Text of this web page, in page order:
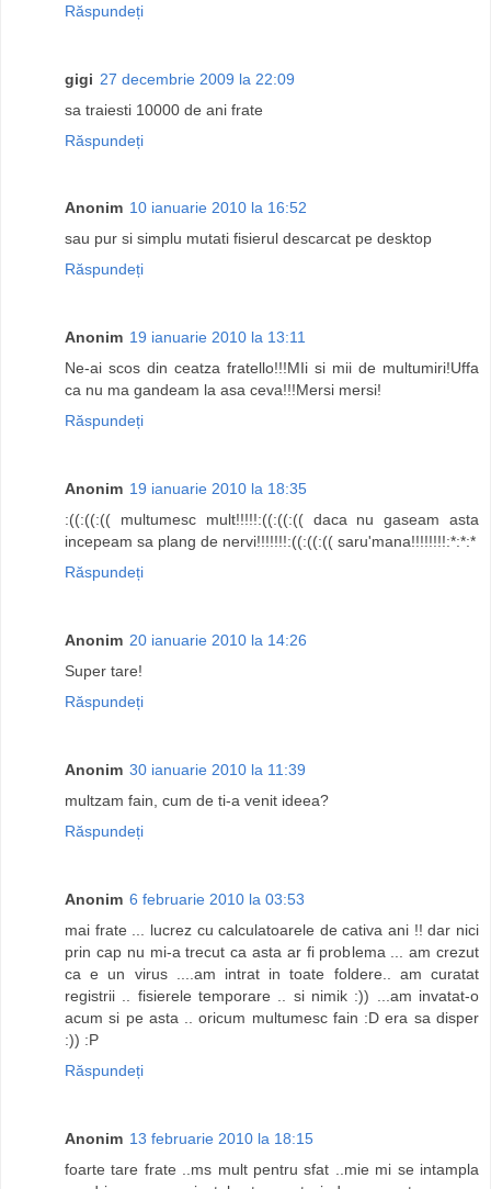
Răspundeți
gigi 27 decembrie 2009 la 22:09
sa traiesti 10000 de ani frate
Răspundeți
Anonim 10 ianuarie 2010 la 16:52
sau pur si simplu mutati fisierul descarcat pe desktop
Răspundeți
Anonim 19 ianuarie 2010 la 13:11
Ne-ai scos din ceatza fratello!!!MIi si mii de multumiri!Uffa
ca nu ma gandeam la asa ceva!!!Mersi mersi!
Răspundeți
Anonim 19 ianuarie 2010 la 18:35
:((:((:(( multumesc mult!!!!!:((:((:(( daca nu gaseam asta
incepeam sa plang de nervi!!!!!!!:((:((:(( saru'mana!!!!!!!!:*:*:*
Răspundeți
Anonim 20 ianuarie 2010 la 14:26
Super tare!
Răspundeți
Anonim 30 ianuarie 2010 la 11:39
multzam fain, cum de ti-a venit ideea?
Răspundeți
Anonim 6 februarie 2010 la 03:53
mai frate ... lucrez cu calculatoarele de cativa ani !! dar nici
prin cap nu mi-a trecut ca asta ar fi problema ... am crezut
ca e un virus ....am intrat in toate foldere.. am curatat
registrii .. fisierele temporare .. si nimik :)) ...am invatat-o
acum si pe asta .. oricum multumesc fain :D era sa disper
:)) :P
Răspundeți
Anonim 13 februarie 2010 la 18:15
foarte tare frate ..ms mult pentru sfat ..mie mi se intampla